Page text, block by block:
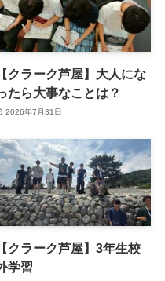
【クラーク芦屋】大人にな
たら大事なことは？
2026年7月31日
【クラーク芦屋】3年生校
学習